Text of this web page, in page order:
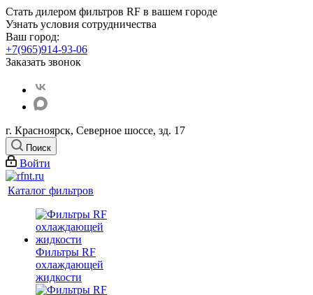
Стать дилером фильтров RF в вашем городе
Узнать условия сотрудничества
Ваш город:
+7(965)914-93-06
Заказать звонок
г. Красноярск, Северное шоссе, зд. 17
Поиск
Войти
Каталог фильтров
Фильтры RF
охлаждающей
жидкости